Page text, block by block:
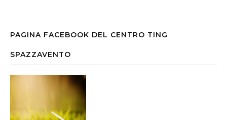
PAGINA FACEBOOK DEL CENTRO TING
SPAZZAVENTO